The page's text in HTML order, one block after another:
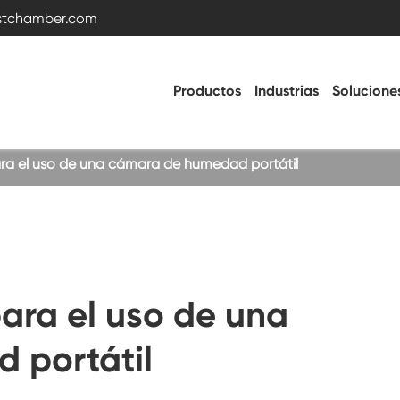
Productos
Cámara de vibración
Cámara de prueba de alta temperatura
baja
Industrias
el uso de una cámara de humedad portátil
el uso de una
portátil